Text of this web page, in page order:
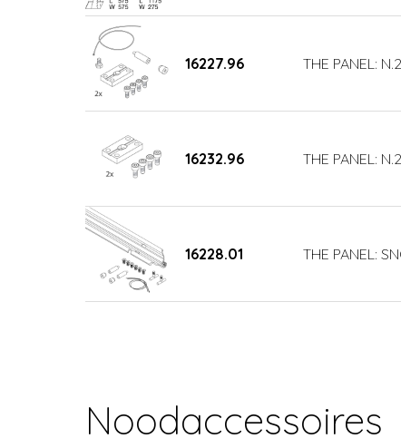
16227.96 THE PANEL:
16232.96 THE PANEL:
16228.01 THE PANEL:
Noodaccessoires